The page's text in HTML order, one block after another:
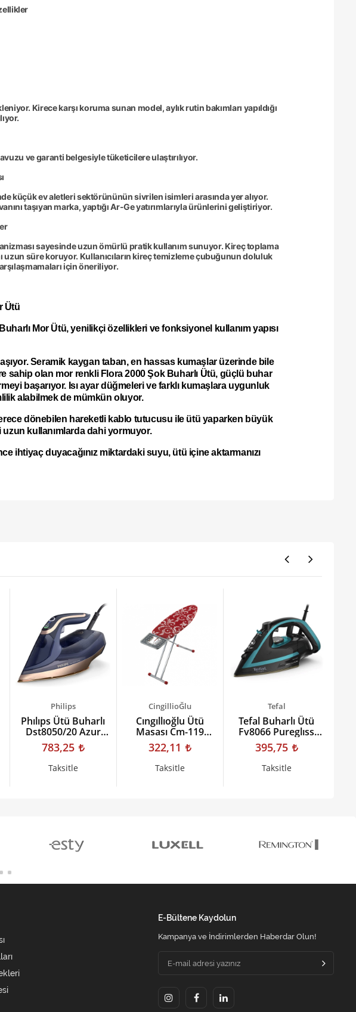
Kirece karşı koruma sunan model, aylık rutin bakımları yapıldığı
ve garanti belgesiyle tüketicilere ulaştırılıyor.
küçük ev aletleri sektörününün sivrilen isimleri arasında yer alıyor.
taşıyan marka, yaptığı Ar-Ge yatırımlarıyla ürünlerini geliştiriyor.
sayesinde uzun ömürlü pratik kullanım sunuyor. Kireç toplama
uzun süre koruyor. Kullanıcıların kireç temizleme çubuğunun doluluk
için öneriliyor.
Ütü
Mor Ütü, yenilikçi özellikleri ve fonksiyonel kullanım yapısı
Seramik kaygan taban, en hassas kumaşlar üzerinde bile
sahip olan mor renkli Flora 2000 Şok Buharlı Ütü, güçlü buhar
başarıyor. Isı ayar düğmeleri ve farklı kumaşlara uygunluk
alabilmek de mümkün oluyor.
dönebilen hareketli kablo tutucusu ile ütü yaparken büyük
kullanımlarda dahi yormuyor.
ihtiyaç duyacağınız miktardaki suyu, ütü içine aktarmanızı
Philips
Phılıps Ütü Buharlı
Dst8050/20 Azur
8000 Serisi
783,25
Taksitle
CingillioĞlu
Cıngıllıoğlu Ütü
Masası Cm-119
Merea
322,11
Taksitle
Tefal
Tefal Buharlı Ütü
Fv8066 Pureglıss
3000 W Siyah
1830008649
395,75
Taksitle
E-Bültene Kaydolun
Kampanya ve İndirimlerden Haberdar Olun!